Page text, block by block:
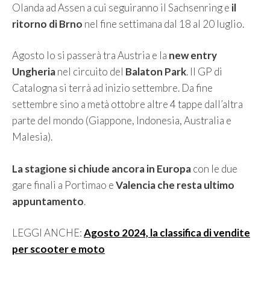
Olanda ad Assen a cui seguiranno il Sachsenring e il
ritorno di Brno nel fine settimana dal 18 al 20 luglio.
Agosto lo si passerà tra Austria e la new entry
Ungherianel circuito del Balaton Park. Il GP di
Catalogna si terrà ad inizio settembre. Da fine
settembre sino a metà ottobre altre 4 tappe dall’altra
parte del mondo (Giappone, Indonesia, Australia e
Malesia).
La stagione si chiude ancora in Europacon le due
gare finali a Portimao eValencia che resta ultimo
appuntamento.
LEGGI ANCHE:Agosto 2024, la classifica di vendite
per scooter e moto